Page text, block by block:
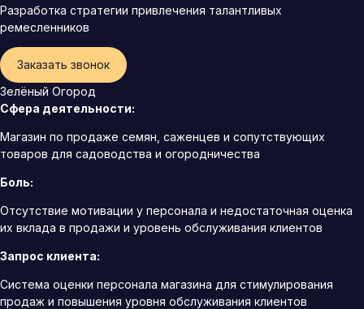
Разработка стратегии привлечения талантливых
ремесленников
Заказать звонок
Зелёный Огород
Сфера деятельности:
Магазин по продаже семян, саженцев и сопутствующих
товаров для садоводства и огородничества
Боль:
Отсутствие мотивации у персонала и недостаточная оценка
их вклада в продажи и уровень обслуживания клиентов
Запрос клиента:
Система оценки персонала магазина для стимулирования
продаж и повышения уровня обслуживания клиентов